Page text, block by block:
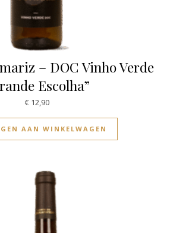
– DOC Vinho Verde
Escolha”
€12,90
AAN WINKELWAGEN